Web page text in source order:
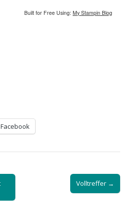
Built for Free Using: My Stampin Blog
Facebook
Volltreffer →